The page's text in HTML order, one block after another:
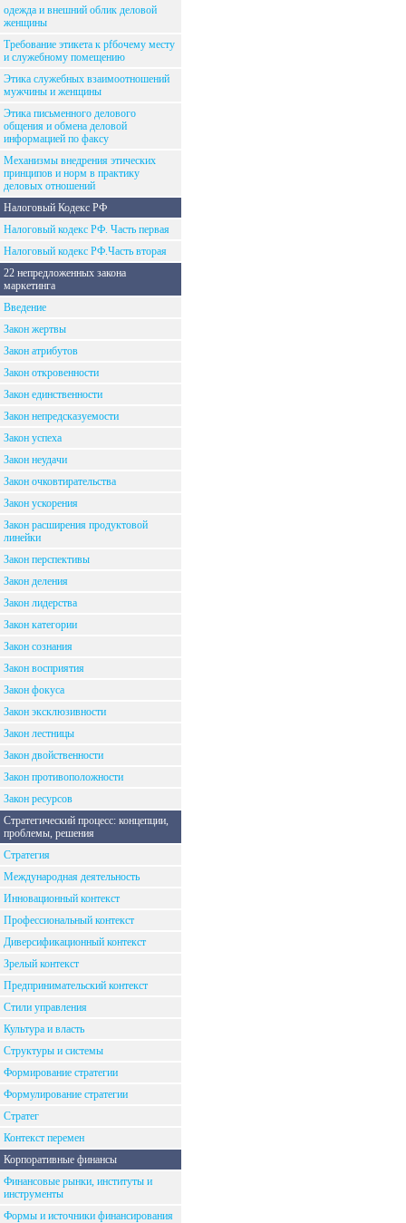
одежда и внешний облик деловой
женщины
Требование этикета к рfбочему месту
и служебному помещению
Этика служебных взаимоотношений
мужчины и женщины
Этика письменного делового
общения и обмена деловой
информацией по факсу
Механизмы внедрения этических
принципов и норм в практику
деловых отношений
Налоговый Кодекс РФ
Налоговый кодекс РФ. Часть первая
Налоговый кодекс РФ.Часть вторая
22 непредложенных закона
маркетинга
Введение
Закон жертвы
Закон атрибутов
Закон откровенности
Закон единственности
Закон непредсказуемости
Закон успеха
Закон неудачи
Закон очковтирательства
Закон ускорения
Закон расширения продуктовой
линейки
Закон перспективы
Закон деления
Закон лидерства
Закон категории
Закон сознания
Закон восприятия
Закон фокуса
Закон эксклюзивности
Закон лестницы
Закон двойственности
Закон противоположности
Закон ресурсов
Стратегический процесс: концепции,
проблемы, решения
Стратегия
Международная деятельность
Инновационный контекст
Профессиональный контекст
Диверсификационный контекст
Зрелый контекст
Предпринимательский контекст
Стили управления
Культура и власть
Структуры и системы
Формирование стратегии
Формулирование стратегии
Стратег
Контекст перемен
Корпоративные финансы
Финансовые рынки, институты и
инструменты
Формы и источники финансирования